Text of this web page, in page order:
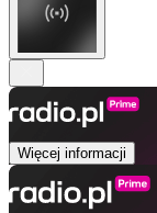
Więcej informacji